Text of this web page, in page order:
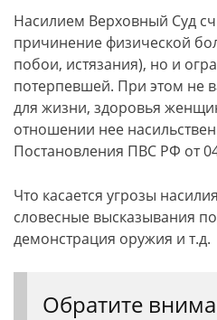
Насилием Верховный Суд
причинение физической
побои, истязания), но и
потерпевшей. При этом не
для жизни, здоровья
отношении нее
Постановления ПВС РФ от
Что касается угрозы
словесные высказывания
демонстрация оружия и т.д.
Обратите